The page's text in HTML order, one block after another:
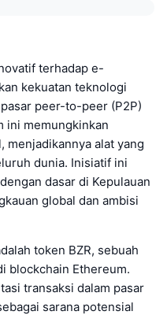
terhadap e-
kekuatan teknologi
peer-to-peer (P2P)
ini memungkinkan
menjadikannya alat yang
dunia. Inisiatif ini
dasar di Kepulauan
global dan ambisi
token BZR, sebuah
blockchain Ethereum.
transaksi dalam pasar
sarana potensial